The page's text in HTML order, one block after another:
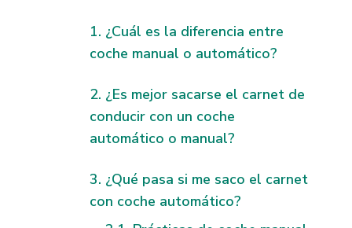
¿Cuál es la diferencia entre
coche manual o automático?
¿Es mejor sacarse el carnet de
conducir con un coche
automático o manual?
¿Qué pasa si me saco el carnet
con coche automático?